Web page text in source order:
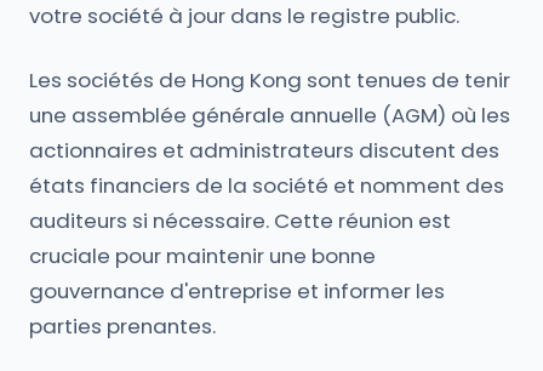
votre société à jour dans le registre public.
Les sociétés de Hong Kong sont tenues de tenir
une assemblée générale annuelle (AGM) où les
actionnaires et administrateurs discutent des
états financiers de la société et nomment des
auditeurs si nécessaire. Cette réunion est
cruciale pour maintenir une bonne
gouvernance d'entreprise et informer les
parties prenantes.